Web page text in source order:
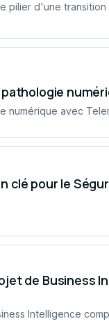
pilier d'une transition
numérique avec
clé pour le
de Business
Intelligence